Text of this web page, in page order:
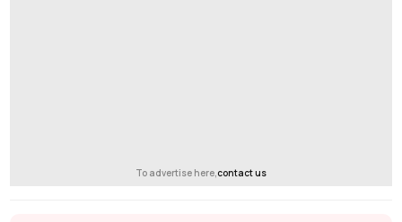
To advertise here,contact us